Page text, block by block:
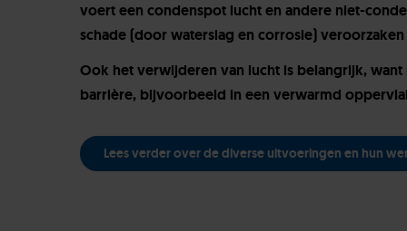
voert een condenspot lucht en andere niet-
schade (door waterslag en corrosie)
Ook het verwijderen van lucht is belangrijk,
barrière, bijvoorbeeld in een verwarmd
Lees verder over de diverse uitvoeringen en hun